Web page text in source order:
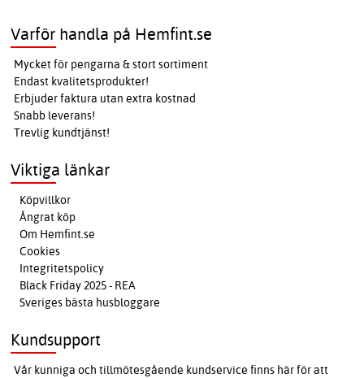
Varför handla på Hemfint.se
Mycket för pengarna & stort sortiment
Endast kvalitetsprodukter!
Erbjuder faktura utan extra kostnad
Snabb leverans!
Trevlig kundtjänst!
Viktiga länkar
Köpvillkor
Ångrat köp
Om Hemfint.se
Cookies
Integritetspolicy
Black Friday 2025 - REA
Sveriges bästa husbloggare
Kundsupport
Vår kunniga och tillmötesgående kundservice finns här för att